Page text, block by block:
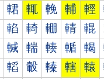
輑 輒 輓 輔 輕
輡 輢 輣 輤 輥
輱 輲 輳 輴 輵
轁 轂 轃 轄 轅